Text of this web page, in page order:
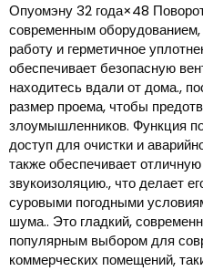
Опуомэну 32 года×48
современным
работу и герметичное
обеспечивает безопасную
находитесь вдали от дома.,
размер проема, чтобы
злоумышленников. Функция
доступ для очистки и
также обеспечивает
звукоизоляцию., что делает
суровыми погодными
шума.. Это гладкий,
популярным выбором для
коммерческих помещений,